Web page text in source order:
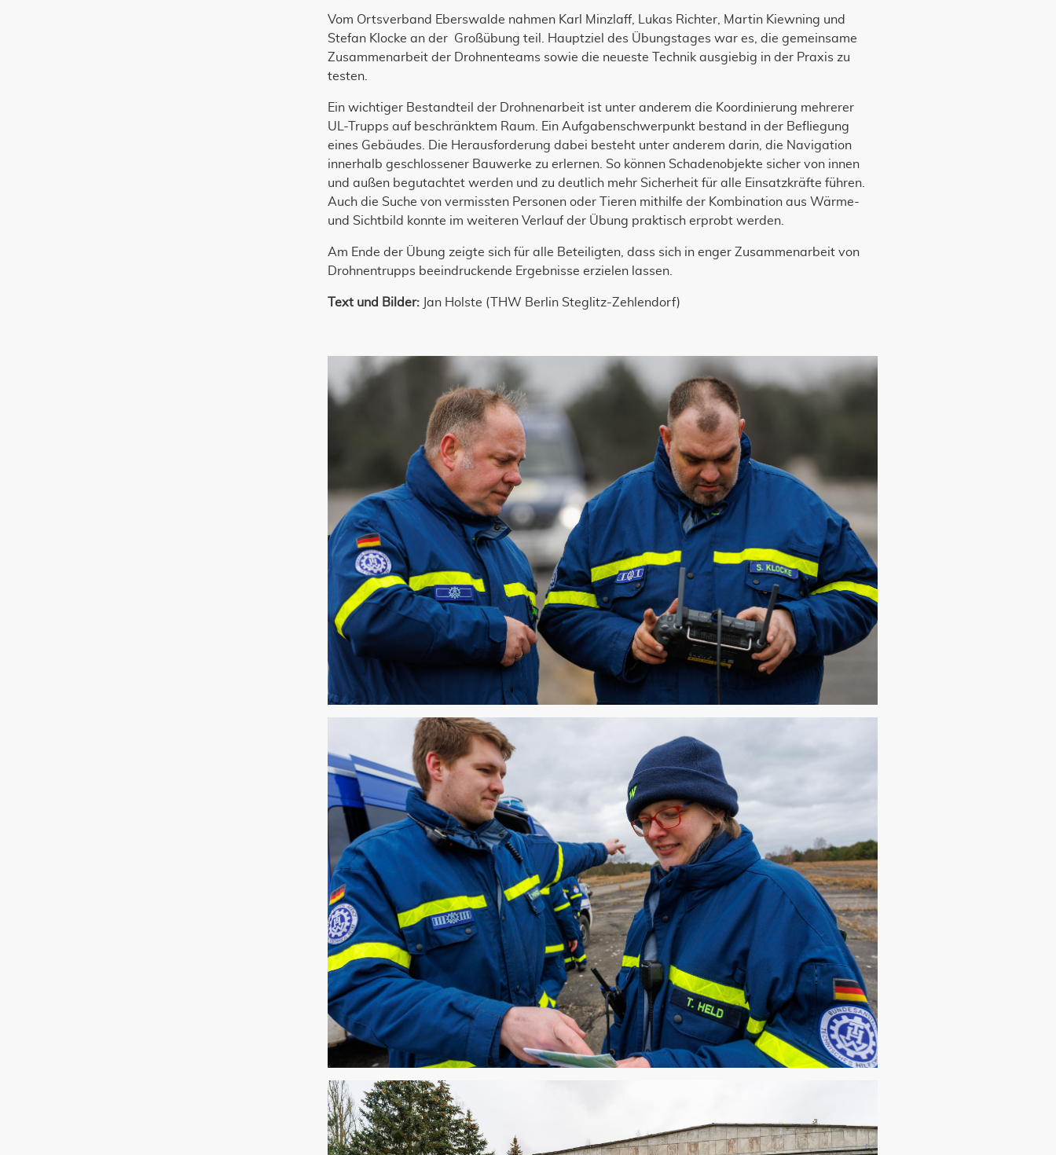
Vom Ortsverband Eberswalde nahmen Karl Minzlaff, Lukas Richter, Martin Kiewning und
Stefan Klocke an der Großübung teil. Hauptziel des Übungstages war es, die gemeinsame
Zusammenarbeit der Drohnenteams sowie die neueste Technik ausgiebig in der Praxis zu
testen.
Ein wichtiger Bestandteil der Drohnenarbeit ist unter anderem die Koordinierung mehrerer
UL-Trupps auf beschränktem Raum. Ein Aufgabenschwerpunkt bestand in der Befliegung
eines Gebäudes. Die Herausforderung dabei besteht unter anderem darin, die Navigation
innerhalb geschlossener Bauwerke zu erlernen. So können Schadenobjekte sicher von innen
und außen begutachtet werden und zu deutlich mehr Sicherheit für alle Einsatzkräfte führen.
Auch die Suche von vermissten Personen oder Tieren mithilfe der Kombination aus Wärme-
und Sichtbild konnte im weiteren Verlauf der Übung praktisch erprobt werden.
Am Ende der Übung zeigte sich für alle Beteiligten, dass sich in enger Zusammenarbeit von
Drohnentrupps beeindruckende Ergebnisse erzielen lassen.
Text und Bilder: Jan Holste (THW Berlin Steglitz-Zehlendorf)